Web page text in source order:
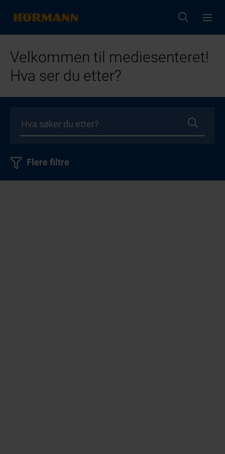
Velkommen til mediesenteret!
Hva ser du etter?
Flere filtre